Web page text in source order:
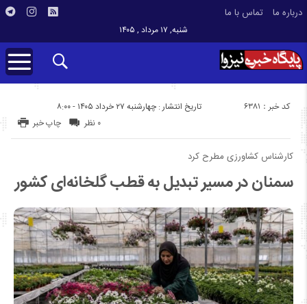
درباره ما تماس با ما
شنبه, ۱۷ مرداد , ۱۴۰۵
تاریخ انتشار : چهارشنبه ۲۷ خرداد ۱۴۰۵ - ۸:۰۰ کد خبر : 6381
چاپ خبر ۰ نظر
کارشناس کشاورزی مطرح کرد
سمنان در مسیر تبدیل به قطب گلخانه‌ای کشور